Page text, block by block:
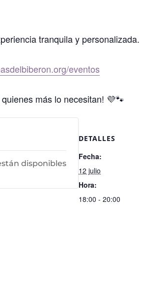
tranquila y personalizada.
eventos
más lo necesitan! 💜🐾
DETALLES
Fecha:
12 julio
Hora:
18:00 - 20:00
disponibles